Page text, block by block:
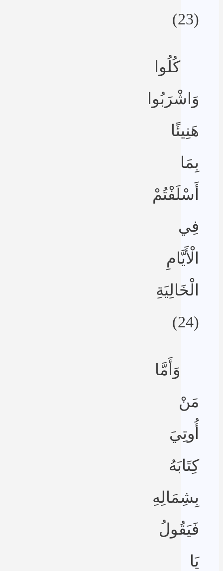
(23)
كُلُوا
وَاشْرَبُوا
هَنِيئًا
بِمَا
أَسْلَفْتُمْ
فِي
الْأَيَّامِ
الْخَالِيَةِ
(24)
وَأَمَّا
مَنْ
أُوتِيَ
كِتَابَهُ
بِشِمَالِهِ
فَيَقُولُ
يَا